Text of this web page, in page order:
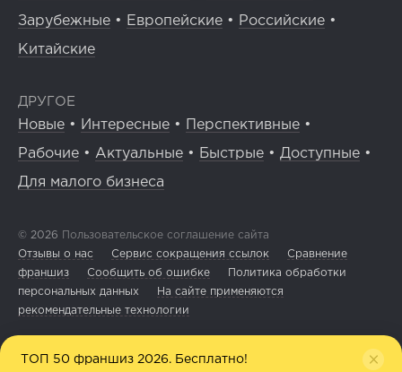
Зарубежные • Европейские • Российские •
Китайские
ДРУГОЕ
Новые • Интересные • Перспективные •
Рабочие • Актуальные • Быстрые • Доступные •
Для малого бизнеса
© 2026 Пользовательское соглашение сайта
Отзывы о нас
Сервис сокращения ссылок
Сравнение
франшиз
Сообщить об ошибке
Политика обработки
персональных данных
На сайте применяются
рекомендательные технологии
ТОП 50 франшиз 2026. Бесплатно!